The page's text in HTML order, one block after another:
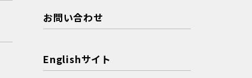
お問い合わせ
Englishサイト